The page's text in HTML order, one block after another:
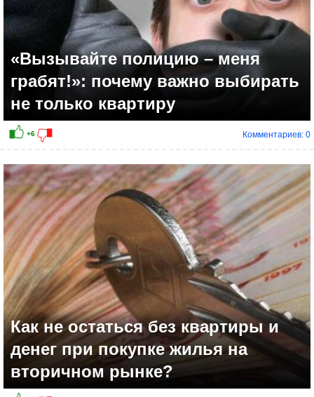
«Вызывайте полицию – меня
грабят!»: почему важно выбирать
не только квартиру
Комментариев: 0
Как не остаться без квартиры и
денег при покупке жилья на
вторичном рынке?